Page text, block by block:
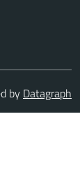
by Datagraph